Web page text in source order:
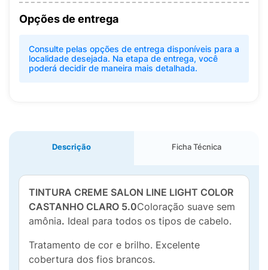
Opções de entrega
Consulte pelas opções de entrega disponíveis para a
localidade desejada. Na etapa de entrega, você
poderá decidir de maneira mais detalhada.
Descrição Ficha Técnica
TINTURA CREME SALON LINE LIGHT COLOR
CASTANHO CLARO 5.0Coloração suave sem
amônia. Ideal para todos os tipos de cabelo.
Tratamento de cor e brilho. Excelente
cobertura dos fios brancos.